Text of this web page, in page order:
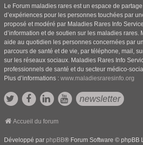
Le Forum maladies rares est un espace de
d’expériences pour les personnes touchées par
proposé et modéré par Maladies Rares Info
d’information et de soutien sur les maladies rares.
aide au quotidien les personnes concernées par
parcours de santé et de vie, par téléphone, mail,
sur les réseaux sociaux. Maladies Rares Info
professionnels de santé et du secteur médico-
Plus d’informations : www.maladiesraresinfo.org
newsletter
Accueil du forum
Développé par phpBB® Forum Software © phpBB